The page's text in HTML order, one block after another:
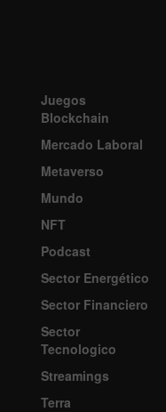
Juegos
Blockchain
Mercado Laboral
Metaverso
Mundo
NFT
Podcast
Sector Energético
Sector Financiero
Sector
Tecnologico
Streamings
Terra